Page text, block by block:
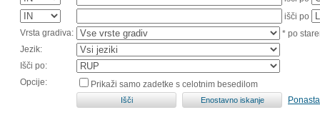
išči po
Vrsta gradiva:
* po
Jezik:
Išči po:
Opcije:
Prikaži samo zadetke s celotnim besedilom